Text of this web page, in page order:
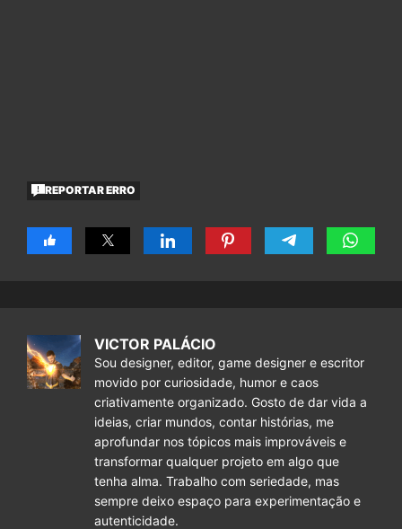
REPORTAR ERRO
VICTOR PALÁCIO
Sou designer, editor, game designer e escritor
movido por curiosidade, humor e caos
criativamente organizado. Gosto de dar vida a
ideias, criar mundos, contar histórias, me
aprofundar nos tópicos mais improváveis e
transformar qualquer projeto em algo que
tenha alma. Trabalho com seriedade, mas
sempre deixo espaço para experimentação e
autenticidade.